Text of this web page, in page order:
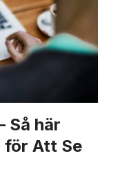
Så här
för Att Se